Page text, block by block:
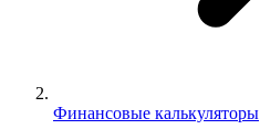
Финансовые калькуляторы